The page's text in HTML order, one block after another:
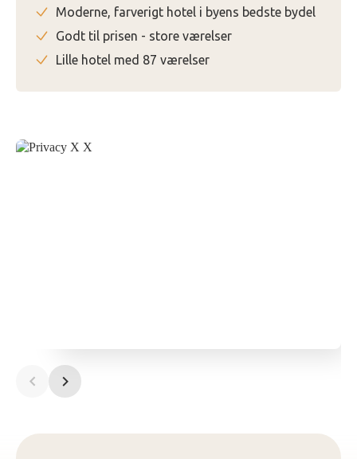
Moderne, farverigt hotel i byens bedste bydel
Godt til prisen - store værelser
Lille hotel med 87 værelser